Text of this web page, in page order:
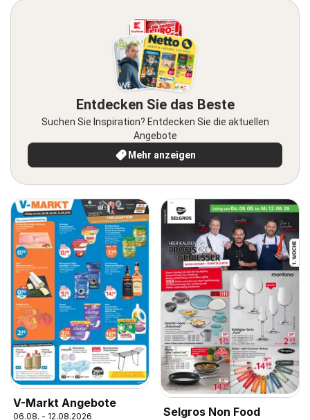
Entdecken Sie das Beste
Suchen Sie Inspiration? Entdecken Sie die aktuellen
Angebote
Mehr anzeigen
V-Markt Angebote
06.08. - 12.08.2026
Selgros Non Food